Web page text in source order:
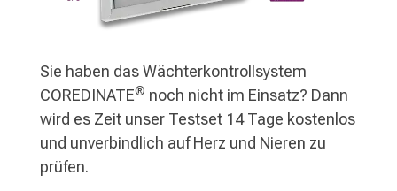
Sie haben das Wächterkontrollsystem
COREDINATE® noch nicht im Einsatz? Dann
wird es Zeit unser Testset 14 Tage kostenlos
und unverbindlich auf Herz und Nieren zu
prüfen.